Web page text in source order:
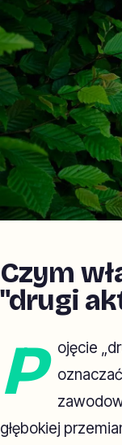
Czym
"drugi
P
ojęcie
głębokiej